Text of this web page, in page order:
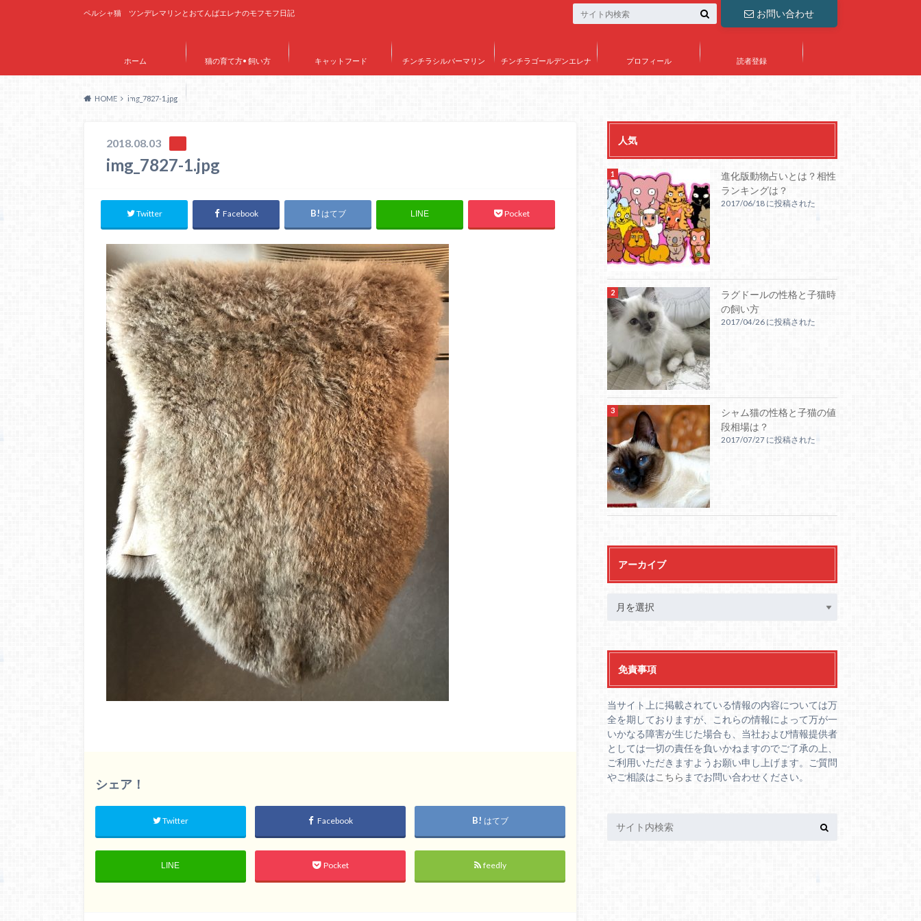
ペルシャ猫 ツンデレマリンとおてんばエレナのモフモフ日記 お問い合わせ
ホーム 猫の育て方• 飼い方 キャットフード チンチラシルバーマリン チンチラゴールデンエレナ プロフィール 読者登録
サイトマップ
HOME img_7827-1.jpg
2018.08.03
img_7827-1.jpg
Twitter Facebook はてブ LINE Pocket
シェア！
Twitter Facebook はてブ
LINE Pocket feedly
人気
進化版動物占いとは？相性
ランキングは？
2017/06/18 に投稿された
ラグドールの性格と子猫時
の飼い方
2017/04/26 に投稿された
シャム猫の性格と子猫の値
段相場は？
2017/07/27 に投稿された
アーカイブ
免責事項
当サイト上に掲載されている情報の内容については万
全を期しておりますが、これらの情報によって万が一
いかなる障害が生じた場合も、当社および情報提供者
としては一切の責任を負いかねますのでご了承の上、
ご利用いただきますようお願い申し上げます。ご質問
やご相談はこちら までお問い合わせください。